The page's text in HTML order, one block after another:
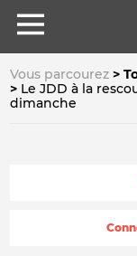
Vous parcourez
Le JDD à la
dimanche